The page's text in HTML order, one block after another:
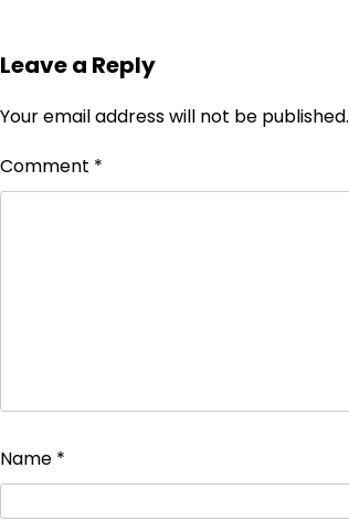
Leave a Reply
Your email address will not be published.
Comment *
Name *